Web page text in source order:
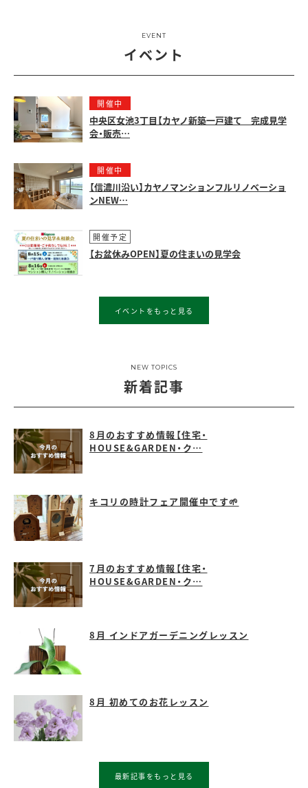
EVENT
イベント
開催中
中央区女池3丁目【カヤノ新築一戸建て 完成見学
会・販売…
開催中
【信濃川沿い】カヤノマンションフルリノベーショ
ンNEW…
開催予定
【お盆休みOPEN】夏の住まいの見学会
イベントをもっと見る
NEW TOPICS
新着記事
8月のおすすめ情報【住宅・
HOUSE&GARDEN・ク…
キコリの時計フェア開催中です🌱
7月のおすすめ情報【住宅・
HOUSE&GARDEN・ク…
8月 インドアガーデニングレッスン
8月 初めてのお花レッスン
最新記事をもっと見る